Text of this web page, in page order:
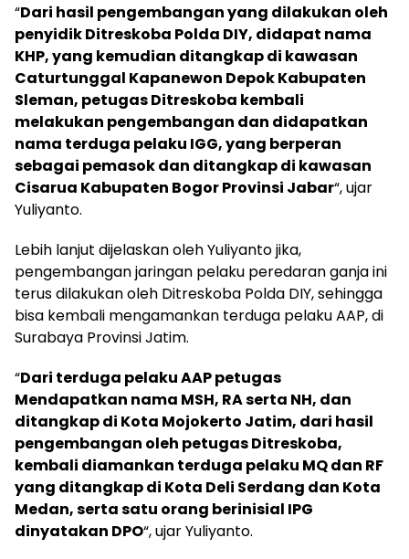
“Dari hasil pengembangan yang dilakukan oleh
penyidik Ditreskoba Polda DIY, didapat nama
KHP, yang kemudian ditangkap di kawasan
Caturtunggal Kapanewon Depok Kabupaten
Sleman, petugas Ditreskoba kembali
melakukan pengembangan dan didapatkan
nama terduga pelaku IGG, yang berperan
sebagai pemasok dan ditangkap di kawasan
Cisarua Kabupaten Bogor Provinsi Jabar“, ujar
Yuliyanto.
Lebih lanjut dijelaskan oleh Yuliyanto jika,
pengembangan jaringan pelaku peredaran ganja ini
terus dilakukan oleh Ditreskoba Polda DIY, sehingga
bisa kembali mengamankan terduga pelaku AAP, di
Surabaya Provinsi Jatim.
“Dari terduga pelaku AAP petugas
Mendapatkan nama MSH, RA serta NH, dan
ditangkap di Kota Mojokerto Jatim, dari hasil
pengembangan oleh petugas Ditreskoba,
kembali diamankan terduga pelaku MQ dan RF
yang ditangkap di Kota Deli Serdang dan Kota
Medan, serta satu orang berinisial IPG
dinyatakan DPO“, ujar Yuliyanto.